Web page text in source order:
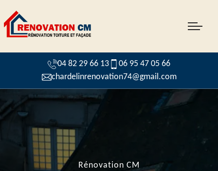
04 82 29 66 13
06 95 47 05 66
chardelinrenovation74@gmail.com
Rénovation CM